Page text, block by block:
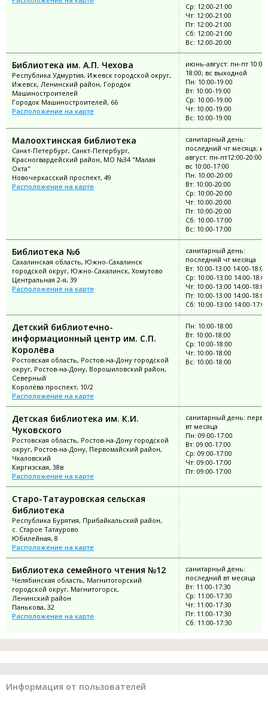
Ср: 12:00-21:00
Чт: 12:00-21:00
Пт: 12:00-21:00
Сб: 12:00-21:00
Вс: 12:00-20:00
Библиотека им. А.П. Чехова
Республика Удмуртия, Ижевск городской округ,
Ижевск, Ленинский район, Городок
Машиностроителей
Городок Машиностроителей, 66
Расположение на карте
июнь-август: пн-пт 10:00-
18:00; вс выходной
Пн: 10:00-19:00
Вт: 10:00-19:00
Ср: 10:00-19:00
Чт: 10:00-19:00
Вс: 10:00-19:00
Малоохтинская библиотека
Санкт-Петербург, Санкт-Петербург,
Красногвардейский район, МО №34 "Малая
Охта"
Новочеркасский проспект, 49
Расположение на карте
санитарный день:
последний чт месяца;
август: пн-пт12:00-20:00,
вс 10:00-17:00
Пн: 10:00-20:00
Вт: 10:00-20:00
Ср: 10:00-20:00
Чт: 10:00-20:00
Пт: 10:00-20:00
Сб: 10:00-17:00
Вс: 10:00-17:00
Библиотека №6
Сахалинская область, Южно-Сахалинск
городской округ, Южно-Сахалинск, Хомутово
Центральная 2-я, 39
Расположение на карте
санитарный день:
последний чт месяца
Вт: 10:00-13:00 14:00-18:00
Ср: 10:00-13:00 14:00-18:00
Чт: 10:00-13:00 14:00-18:00
Пт: 10:00-13:00 14:00-18:00
Сб: 10:00-13:00 14:00-17:00
Детский библиотечно-
информационный центр им. С.П.
Королёва
Ростовская область, Ростов-на-Дону городской
округ, Ростов-на-Дону, Ворошиловский район,
Северный
Королёва проспект, 10/2
Расположение на карте
Пн: 10:00-18:00
Вт: 10:00-18:00
Ср: 10:00-18:00
Чт: 10:00-18:00
Вс: 10:00-18:00
Детская библиотека им. К.И.
Чуковского
Ростовская область, Ростов-на-Дону городской
округ, Ростов-на-Дону, Первомайский район,
Чкаловский
Киргизская, 38в
Расположение на карте
санитарный день:
вт месяца
Пн: 09:00-17:00
Вт: 09:00-17:00
Ср: 09:00-17:00
Чт: 09:00-17:00
Пт: 09:00-17:00
Старо-Татауровская сельская
библиотека
Республика Бурятия, Прибайкальский район,
с. Старое Татаурово
Юбилейная, 8
Расположение на карте
Библиотека семейного чтения №12
Челябинская область, Магнитогорский
городской округ, Магнитогорск,
Ленинский район
Панькова, 32
Расположение на карте
санитарный день:
последний вт месяца
Вт: 11:00-17:30
Ср: 11:00-17:30
Чт: 11:00-17:30
Пт: 11:00-17:30
Сб: 11:00-17:30
Информация от пользователей